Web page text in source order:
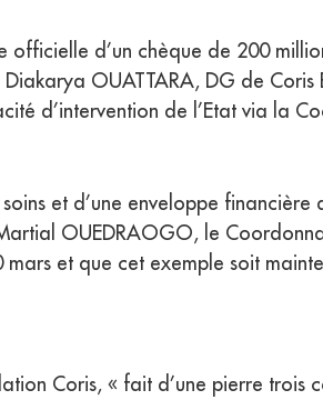
d’un chèque de 200
OUATTARA, DG de
d’intervention de l’Etat via la
et d’une enveloppe
OUEDRAOGO, le
et que cet exemple soit
Coris, « fait d’une pierre trois